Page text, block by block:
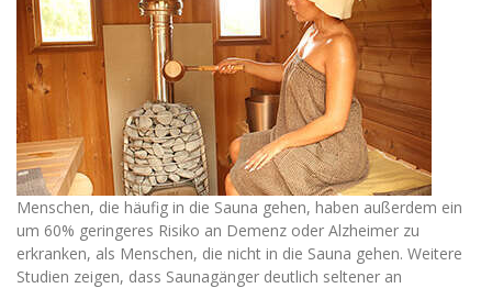
Menschen, die häufig in die Sauna gehen, haben außerdem ein
um 60% geringeres Risiko an Demenz oder Alzheimer zu
erkranken, als Menschen, die nicht in die Sauna gehen. Weitere
Studien zeigen, dass Saunagänger deutlich seltener an